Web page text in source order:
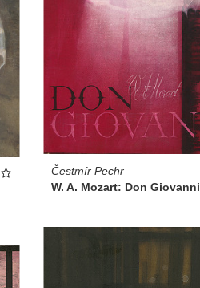
Čestmír Pechr
W. A. Mozart: Don Giovanni